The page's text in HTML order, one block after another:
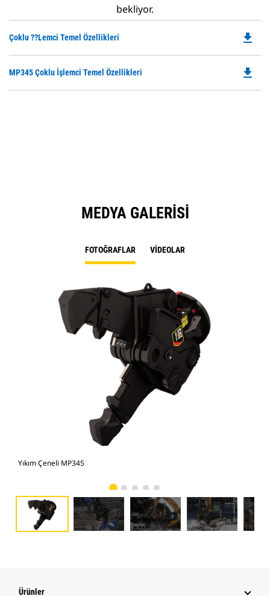
bekliyor.
Çoklu ??lemci Temel Özellikleri
a
file_download
MP345 Çoklu İşlemci Temel Özellikleri file_download
MEDYA GALERISI
FOTOĞRAFLAR VIDEOLAR
Yıkım Çeneli MP345
Ürünler